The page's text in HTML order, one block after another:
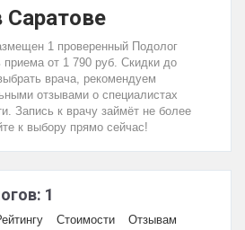
Саратове
1 проверенный Подолог
от 1 790 руб. Скидки до
врача, рекомендуем
отзывами о специалистах
Запись к врачу займёт не более
к выбору прямо сейчас!
1
Стоимости
Отзывам